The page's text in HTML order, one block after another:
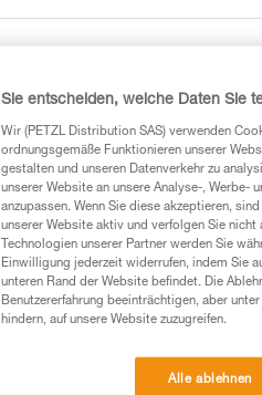
Sie entscheiden, welche Daten Sie
Wir (PETZL Distribution SAS) verwenden
ordnungsgemäße Funktionieren unserer
gestalten und unseren Datenverkehr zu
unserer Website an unsere Analyse-, Werbe-
anzupassen. Wenn Sie diese akzeptieren,
unserer Website aktiv und verfolgen Sie
Technologien unserer Partner werden Sie
Einwilligung jederzeit widerrufen, indem Sie
unteren Rand der Website befindet. Die
Benutzererfahrung beeinträchtigen, aber
hindern, auf unsere Website zuzugreifen.
Alle ablehnen